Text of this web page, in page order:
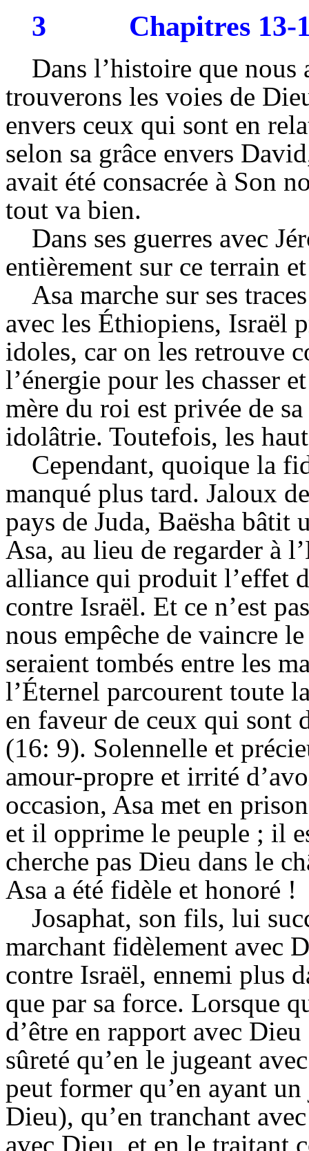
3 Chapitres 13-
Dans l’histoire que
trouverons les voies de
envers ceux qui sont en
selon sa grâce envers
avait été consacrée à Son
tout va bien.
Dans ses guerres avec
entièrement sur ce terrain
Asa marche sur ses
avec les Éthiopiens, Israël
idoles, car on les retrouve
l’énergie pour les chasser
mère du roi est privée de
idolâtrie. Toutefois, les
Cependant, quoique la
manqué plus tard. Jaloux
pays de Juda, Baësha bâtit
Asa, au lieu de regarder à
alliance qui produit l’effet
contre Israël. Et ce n’est
nous empêche de vaincre
seraient tombés entre les
l’Éternel parcourent toute
en faveur de ceux qui sont
(16: 9). Solennelle et
amour-propre et irrité
occasion, Asa met en
et il opprime le peuple ; il
cherche pas Dieu dans le
Asa a été fidèle et honoré !
Josaphat, son fils, lui
marchant fidèlement avec
contre Israël, ennemi plus
que par sa force. Lorsque
d’être en rapport avec
sûreté qu’en le jugeant
peut former qu’en ayant
Dieu), qu’en tranchant
avec Dieu, et en le traitant